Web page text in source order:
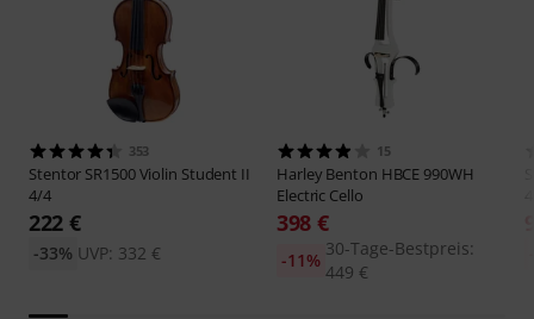
353
Stentor SR1500 Violin Student II
4/4
222 €
UVP: 332 €
-33%
15
Harley Benton HBCE 990WH
Electric Cello
398 €
30-Tage-Bestpreis:
449 €
-11%